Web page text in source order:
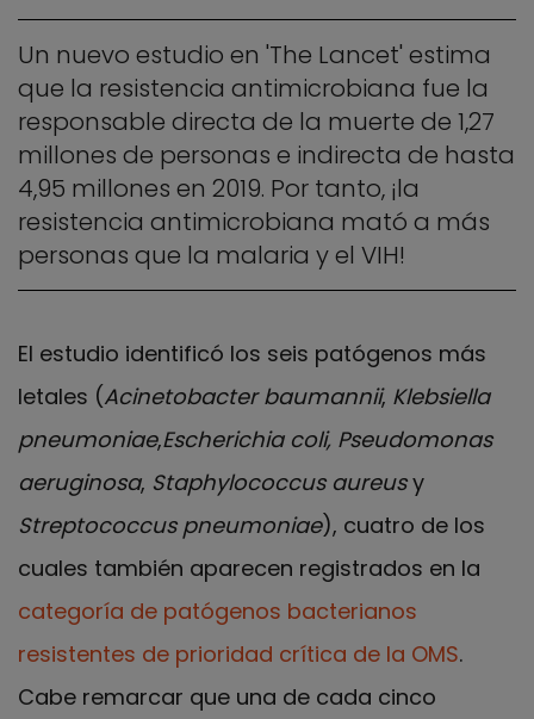
Un nuevo estudio en 'The Lancet' estima
que la resistencia antimicrobiana fue la
responsable directa de la muerte de 1,27
millones de personas e indirecta de hasta
4,95 millones en 2019. Por tanto, ¡la
resistencia antimicrobiana mató a más
personas que la malaria y el VIH!
El estudio identificó los seis patógenos más
letales (Acinetobacter baumannii, Klebsiella
pneumoniae,Escherichia coli, Pseudomonas
aeruginosa, Staphylococcus aureusy
Streptococcus pneumoniae), cuatro de los
cuales también aparecen registrados en la
categoría de patógenos bacterianos
resistentes de prioridad crítica de la OMS.
Cabe remarcar que una de cada cinco